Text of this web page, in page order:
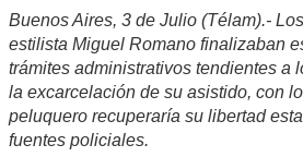
Buenos Aires, 3 de Julio (Télam).-
estilista Miguel Romano finalizaban
trámites administrativos tendientes a
la excarcelación de su asistido, con
peluquero recuperaría su libertad
fuentes policiales.